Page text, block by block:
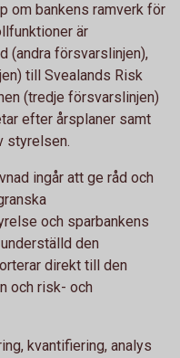
om bankens ramverk för
är
(andra försvarslinjen),
till Svealands Risk
(tredje försvarslinjen)
efter årsplaner samt
styrelsen.
ingår att ge råd och
och sparbankens
den
direkt till den
och risk- och
kvantifiering, analys